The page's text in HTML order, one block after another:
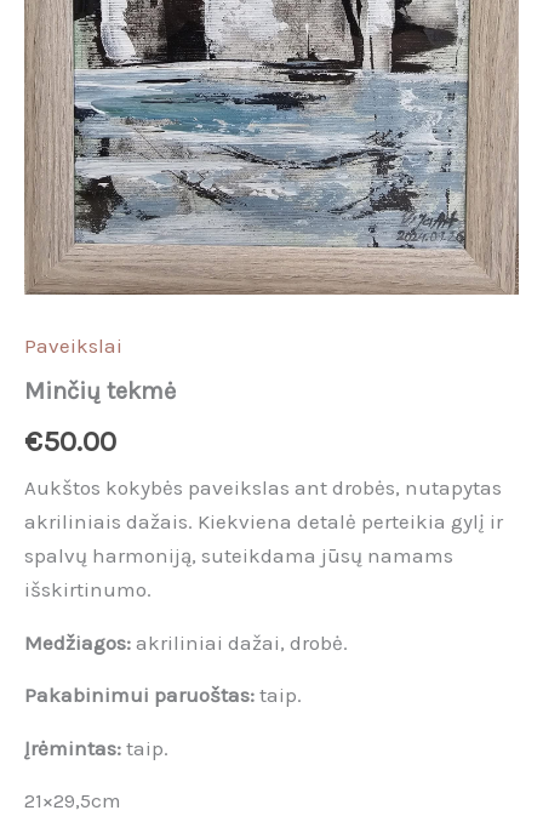
Paveikslai
Minčių tekmė
€50.00
Aukštos kokybės paveikslas ant drobės, nutapytas
akriliniais dažais. Kiekviena detalė perteikia gylį ir
spalvų harmoniją, suteikdama jūsų namams
išskirtinumo.
Medžiagos: akriliniai dažai, drobė.
Pakabinimui paruoštas: taip.
Įrėmintas: taip.
21×29,5cm